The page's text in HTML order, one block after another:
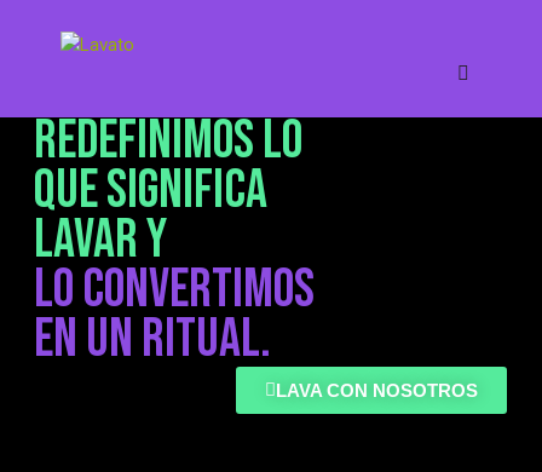
REDEFINIMOS LO
QUE SIGNIFICA
LAVAR Y
LO CONVERTIMOS
EN UN RITUAL.
LAVA CON NOSOTROS